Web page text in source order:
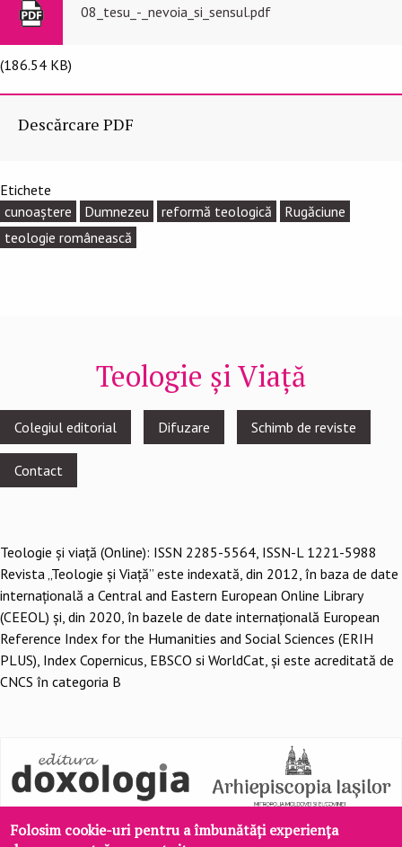
08_tesu_-_nevoia_si_sensul.pdf
(186.54 KB)
Descărcare PDF
Etichete
cunoaștere
Dumnezeu reformă teologică
Rugăciune
teologie românească
Teologie și Viață
Footer
menu
Colegiul editorial Difuzare Schimb de reviste
Contact
Teologie şi viaţă (Online): ISSN 2285-5564, ISSN-L 1221-5988
Revista „Teologie și Viață” este indexată, din 2012, în baza de date
internațională a Central and Eastern European Online Library
(CEEOL) și, din 2020, în bazele de date internațională European
Reference Index for the Humanities and Social Sciences (ERIH
PLUS), Index Copernicus, EBSCO si WorldCat, și este acreditată de
CNCS în categoria B
Folosim cookie-uri pentru a îmbunătăți experiența